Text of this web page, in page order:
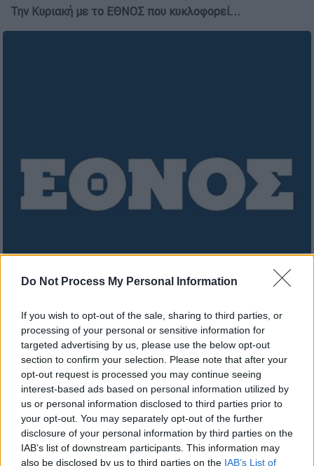
Do Not Process My Personal Information
If you wish to opt-out of the sale, sharing to third parties, or
processing of your personal or sensitive information for
targeted advertising by us, please use the below opt-out
section to confirm your selection. Please note that after your
opt-out request is processed you may continue seeing
interest-based ads based on personal information utilized by
us or personal information disclosed to third parties prior to
your opt-out. You may separately opt-out of the further
disclosure of your personal information by third parties on the
IAB’s list of downstream participants. This information may
also be disclosed by us to third parties on the IAB’s List of
Την Κυριακή με το ΕΘΝΟΣ που κυκλοφορεί...
Προσθέστε το ΕΘΝΟΣ στη Google
Οι ηλεκτρονικές αιτήσεις για τα
αναδρομικά σε 11 βήματα
Φάκελος «Εκκλησία»: Οι δύσκολες